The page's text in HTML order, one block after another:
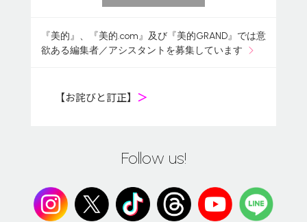
『美的』、『美的.com』及び『美的GRAND』では意
欲ある編集者／アシスタントを募集しています
【お詫びと訂正】 ＞
Follow us!